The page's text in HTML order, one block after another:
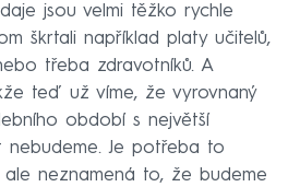
jsou velmi těžko rychle
škrtali například platy učitelů,
třeba zdravotníků. A
teď už víme, že vyrovnaný
období s největší
Je potřeba to
ale neznamená to, že budeme